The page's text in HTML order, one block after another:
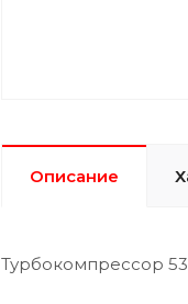
Описание
Турбокомпрессор